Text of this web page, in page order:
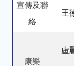
宣傳及聯
絡
王
康樂
盧